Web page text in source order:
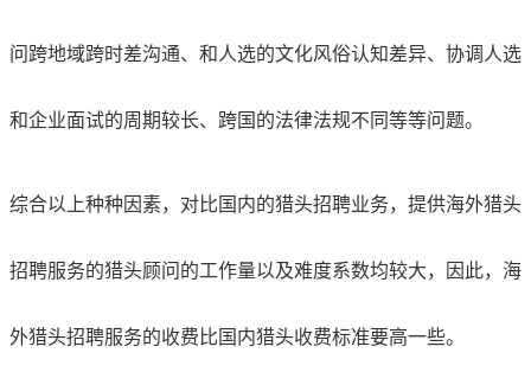
问跨地域跨时差沟通、和人选的文化风俗认知差异、协调人选
和企业面试的周期较长、跨国的法律法规不同等等问题。
综合以上种种因素，对比国内的猎头招聘业务，提供海外猎头
招聘服务的猎头顾问的工作量以及难度系数均较大，因此，海
外猎头招聘服务的收费比国内猎头收费标准要高一些。